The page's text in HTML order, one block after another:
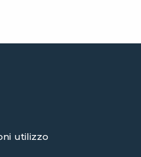
utilizzo